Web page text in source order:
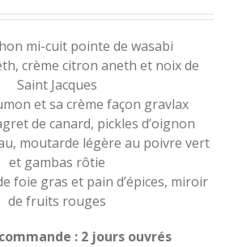
mi-cuit pointe de wasabi
crème citron aneth et noix de
Saint Jacques
et sa crème façon gravlax
de canard, pickles d’oignon
moutarde légère au poivre vert
et gambas rôtie
foie gras et pain d’épices, miroir
de fruits rouges
: 2 jours ouvrés